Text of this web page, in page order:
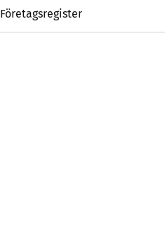
Företagsregister